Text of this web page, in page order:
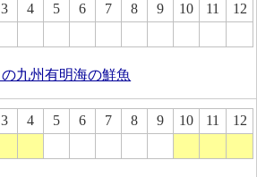
3 4 5 6 7 8 9 10 11 12
九州有明海の鮮魚
3 4 5 6 7 8 9 10 11 12